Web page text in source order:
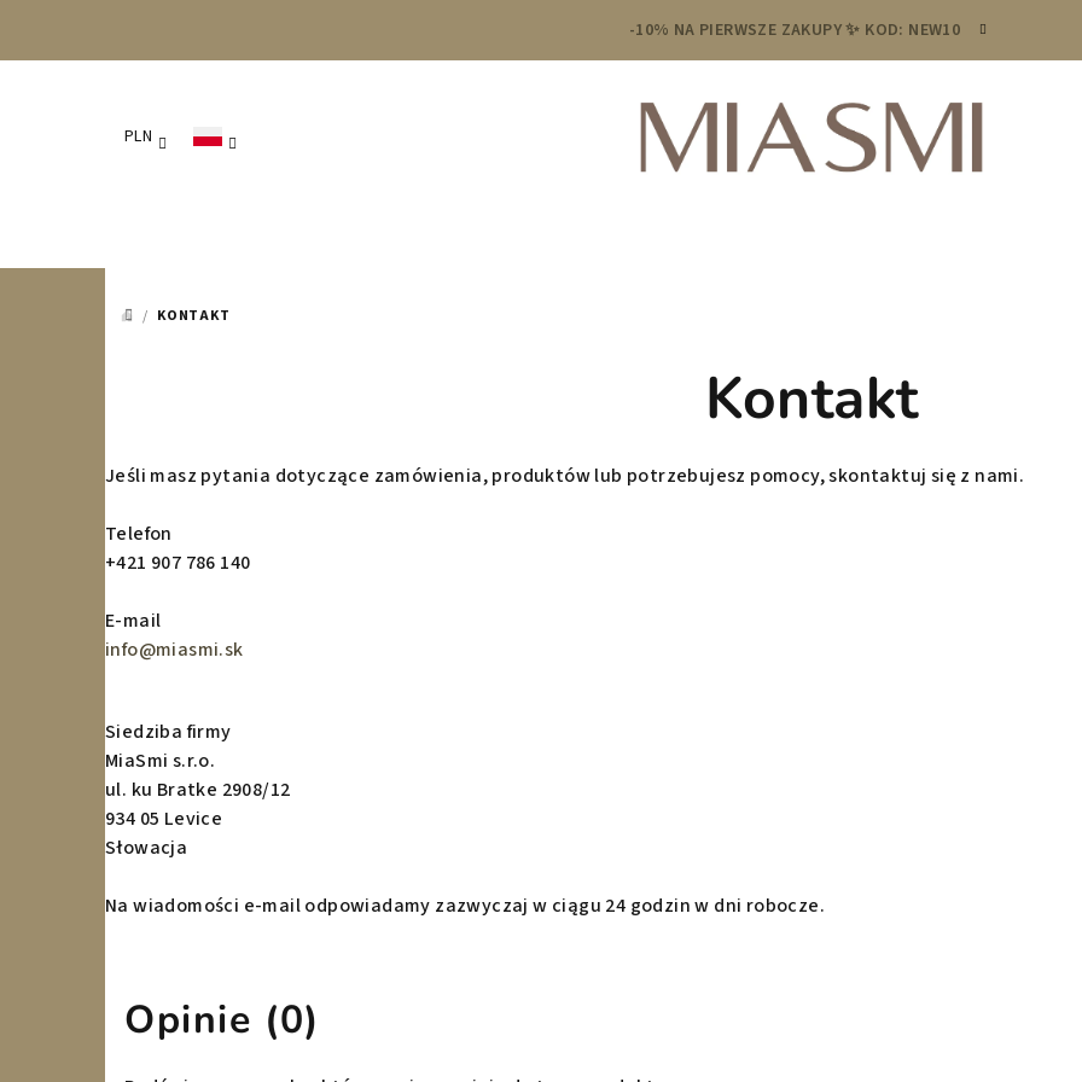
-10% NA PIERWSZE ZAKUPY ✨ KOD: NEW10
PLN
HOME
/ KONTAKT
Kontakt
Jeśli masz pytania dotyczące zamówienia, produktów lub potrzebujesz pomocy, skontaktuj się z nami.
Telefon
+421 907 786 140
E-mail
info@miasmi.sk
Siedziba firmy
MiaSmi s.r.o.
ul. ku Bratke 2908/12
934 05 Levice
Słowacja
Na wiadomości e-mail odpowiadamy zazwyczaj w ciągu 24 godzin w dni robocze.
Opinie (0)